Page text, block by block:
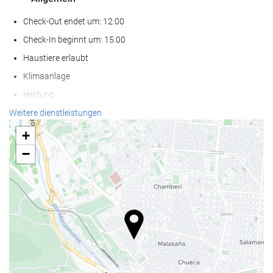
Check-Out endet um: 12:00
Check-In beginnt um: 15:00
Haustiere erlaubt
Klimaanlage
Heizung
Fahrstuhl
Zugang für Personen mit eingeschränkter Mobilität
Nichtraucher-Räume
Nichtraucherunterkunft (Alle öffentlichen und privaten Bereiche
sind Nichtraucherzonen)
Schallisolierte Zimmer
Nahrungsmittel und Getränke
Restaurant
À-la-carte-Restaurant
Weitere dienstleistungen
+
−